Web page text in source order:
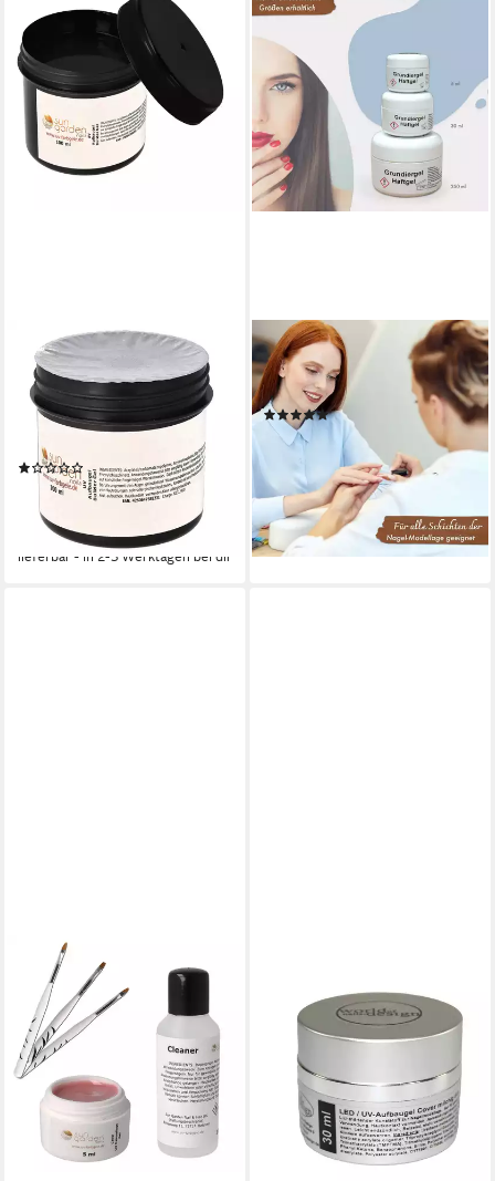
SUN GARDEN NAILS
UV-Gel 100ml UV Classic Gel
- Aufbaugel Klar, Dieses
Aufbaugel eignet sich für
Stilettos, Schablonentechnik
(1)
17,99 € UVP25,99 €
(179,90 €/ 1 l)
-31%
lieferbar - in 2-3 Werktagen bei dir
GS-NAILS
UV-Gel Haftgel 5ml, Primer
Gel Base Coat
(3)
ab 3,99 €
(798,00 €/ 1 l)
lieferbar - in 4-5 Werktagen bei dir